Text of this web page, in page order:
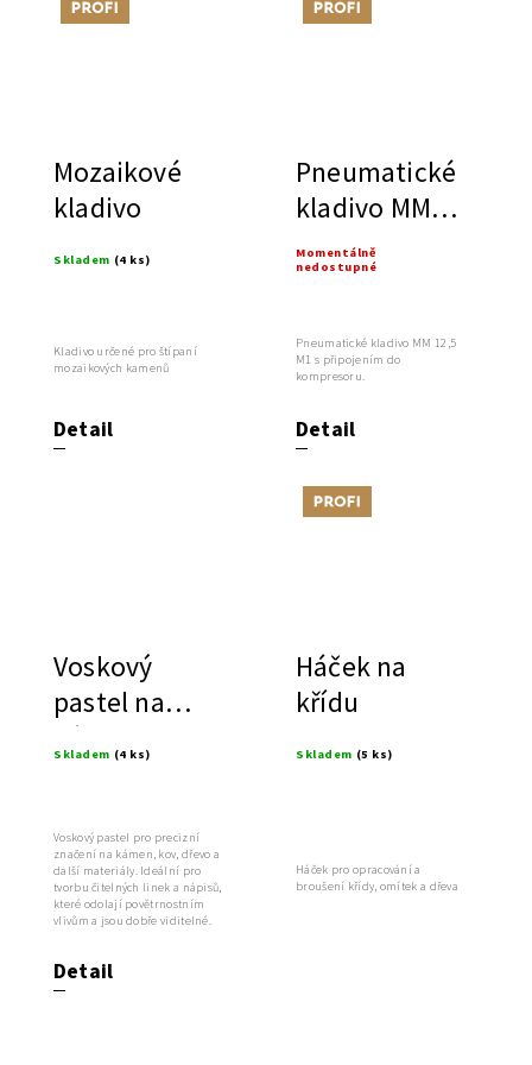
Tip
Mozaikové
kladivo
Skladem (4 ks)
Detail
Kladivo určené pro štípaní
mozaikových kamenů
Tip
Pneumatické
kladivo MM
12,5 M1
Momentálně
nedostupné
Detail
Pneumatické kladivo MM 12,5
M1 s připojením do
kompresoru.
Voskový
pastel na
kámen
Skladem (4 ks)
Detail
Voskový pastel pro precizní
značení na kámen, kov, dřevo a
další materiály. Ideální pro
tvorbu čitelných linek a nápisů,
které odolají povětrnostním
vlivům a jsou dobře viditelné.
Tip
Háček na
křídu
Skladem (5 ks)
Háček pro opracování a
broušení křídy, omítek a dřeva